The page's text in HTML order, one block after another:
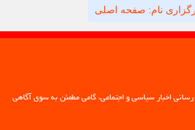
نام: صفحه اصلی